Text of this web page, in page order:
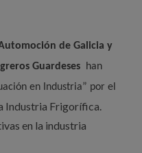
de Galicia y
Guardeses
han
en Industria” por el
Industria Frigorífica.
en la industria